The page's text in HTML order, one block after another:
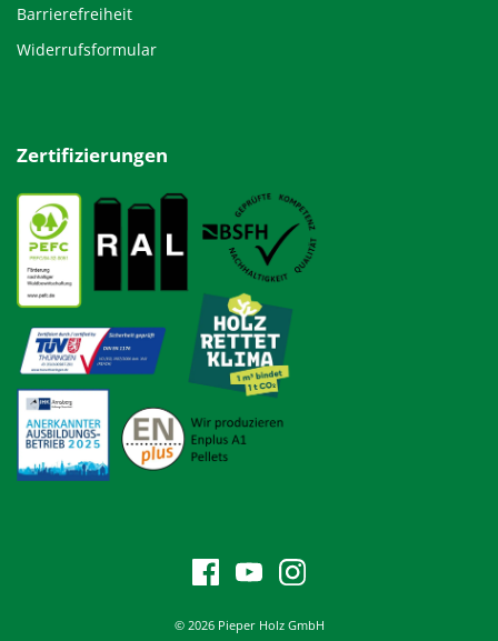
Barrierefreiheit
Widerrufsformular
Zertifizierungen
© 2026 Pieper Holz GmbH